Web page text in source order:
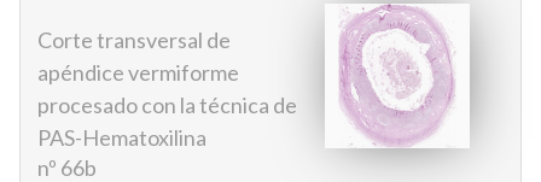
Corte transversal de
apéndice vermiforme
procesado con la técnica de
PAS-Hematoxilina
nº 66b